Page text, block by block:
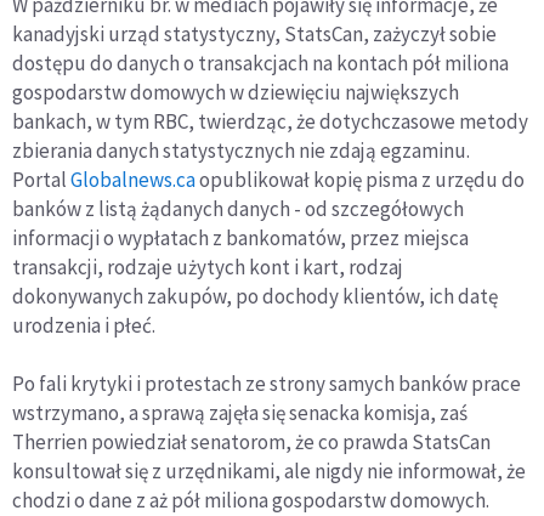
kanadyjski urząd statystyczny, StatsCan, zażyczył sobie
dostępu do danych o transakcjach na kontach pół miliona
gospodarstw domowych w dziewięciu największych
bankach, w tym RBC, twierdząc, że dotychczasowe metody
zbierania danych statystycznych nie zdają egzaminu.
PortalGlobalnews.caopublikował kopię pisma z urzędu do
banków z listą żądanych danych - od szczegółowych
informacji o wypłatach z bankomatów, przez miejsca
transakcji, rodzaje użytych kont i kart, rodzaj
dokonywanych zakupów, po dochody klientów, ich datę
urodzenia i płeć.
Po fali krytyki i protestach ze strony samych banków prace
wstrzymano, a sprawą zajęła się senacka komisja, zaś
Therrien powiedział senatorom, że co prawda StatsCan
konsultował się z urzędnikami, ale nigdy nie informował, że
chodzi o dane z aż pół miliona gospodarstw domowych.